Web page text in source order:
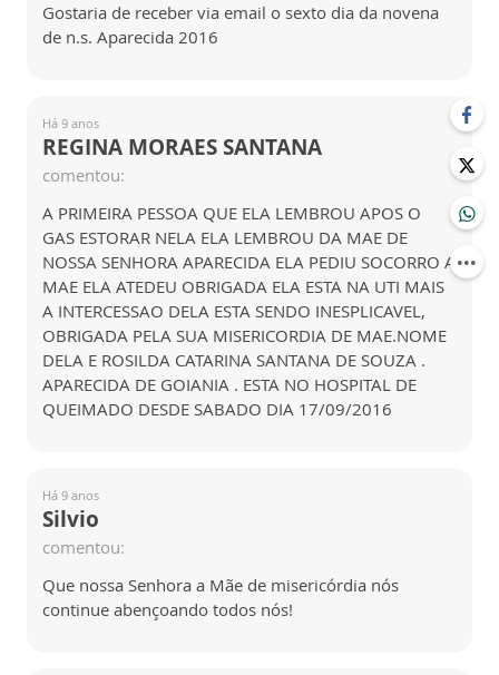
Gostaria de receber via email o sexto dia da novena
de n.s. Aparecida 2016
Há 9 anos
REGINA MORAES SANTANA
comentou:
A PRIMEIRA PESSOA QUE ELA LEMBROU APOS O
GAS ESTORAR NELA ELA LEMBROU DA MAE DE
NOSSA SENHORA APARECIDA ELA PEDIU SOCORRO A
MAE ELA ATEDEU OBRIGADA ELA ESTA NA UTI MAIS
A INTERCESSAO DELA ESTA SENDO INESPLICAVEL,
OBRIGADA PELA SUA MISERICORDIA DE MAE.NOME
DELA E ROSILDA CATARINA SANTANA DE SOUZA .
APARECIDA DE GOIANIA . ESTA NO HOSPITAL DE
QUEIMADO DESDE SABADO DIA 17/09/2016
Há 9 anos
Silvio
comentou:
Que nossa Senhora a Mãe de misericórdia nós
continue abençoando todos nós!